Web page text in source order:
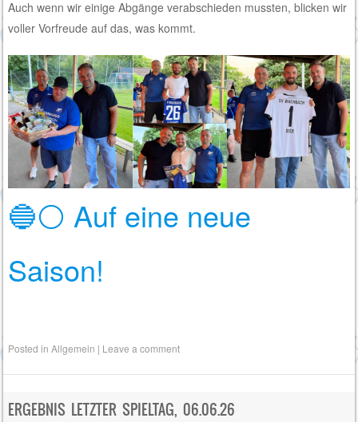
Auch wenn wir einige Abgänge verabschieden mussten, blicken wir
voller Vorfreude auf das, was kommt.
🔵⚪️ Auf eine neue
Saison!
Posted inAllgemein | Leave a comment
ERGEBNIS LETZTER SPIELTAG, 06.06.26